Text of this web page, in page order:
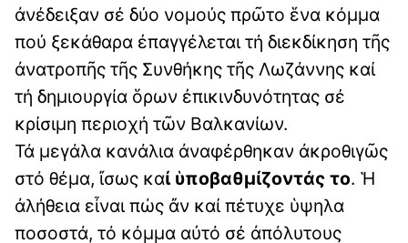
ἀνέδειξαν σέ δύο νομούς πρῶτο ἕνα κόμμα
πού ξεκάθαρα ἐπαγγέλεται τή διεκδίκηση τῆς
ἀνατροπῆς τῆς Συνθήκης τῆς Λωζάννης καί
τή δημιουργία ὅρων ἐπικινδυνότητας σέ
κρίσιμη περιοχή τῶν Βαλκανίων.
Τά μεγάλα κανάλια ἀναφέρθηκαν ἀκροθιγῶς
στό θέμα, ἴσως καί ὑποβαθμίζοντάς το. Ἡ
ἀλήθεια εἶναι πώς ἄν καί πέτυχε ὑψηλα
ποσοστά, τό κόμμα αὐτό σέ ἀπόλυτους